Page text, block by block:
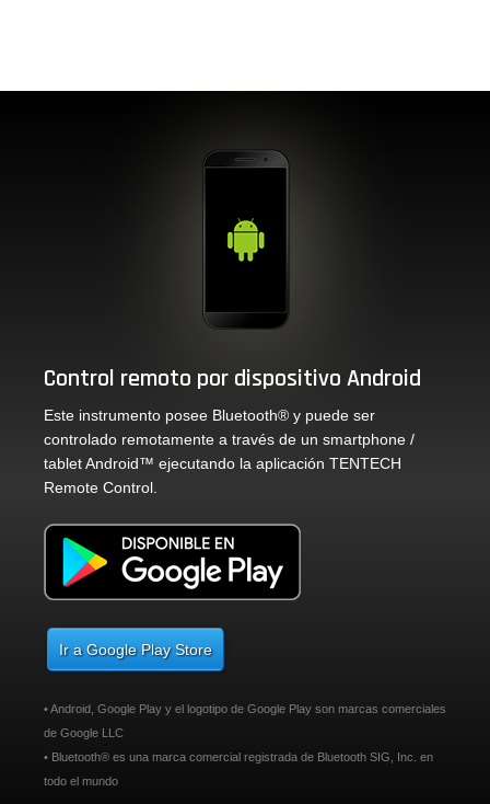
Control remoto por dispositivo Android
Este instrumento posee Bluetooth® y puede ser
controlado remotamente a través de un smartphone /
tablet Android™ ejecutando la aplicación TENTECH
Remote Control.
Ir a Google Play Store
• Android, Google Play y el logotipo de Google Play son marcas comerciales
de Google LLC
• Bluetooth® es una marca comercial registrada de Bluetooth SIG, Inc. en
todo el mundo